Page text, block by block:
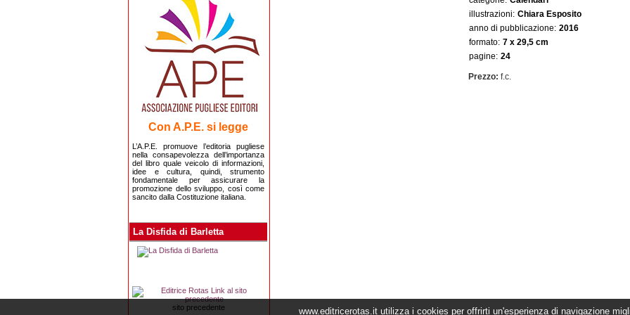
Con A.P.E. si legge
L’A.P.E. promuove l’editoria pugliese
nella consapevolezza dell’importanza
del libro quale veicolo di informazioni,
idee e cultura, quindi, strumento
fondamentale per assicurare la
promozione dello sviluppo, così come
sancito dalla Costituzione italiana.
La Disfida di Barletta
sito precedente
illustrazioni: Chiara Esposito
anno di pubblicazione: 2016
formato: 7 x 29,5 cm
pagine: 24
Prezzo: f.c.
www.editricerotas.it utilizza i cookies per offrirti un'esperienza di navigazione